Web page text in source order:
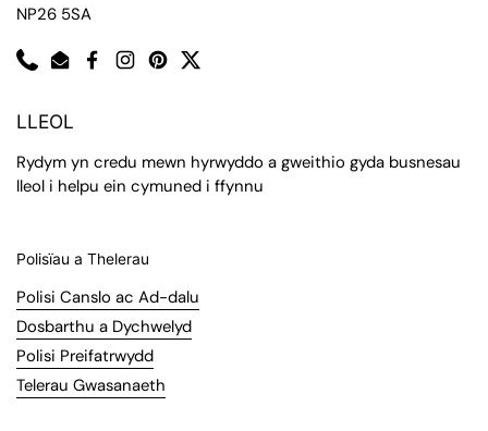
NP26 5SA
PhoneEmailFacebook
Instagram
Pinterest
Twitter
LLEOL
Rydym yn credu mewn hyrwyddo a gweithio gyda busnesau
lleol i helpu ein cymuned i ffynnu
Polisïau a Thelerau
Polisi Canslo ac Ad-dalu
Dosbarthu a Dychwelyd
Polisi Preifatrwydd
Telerau Gwasanaeth